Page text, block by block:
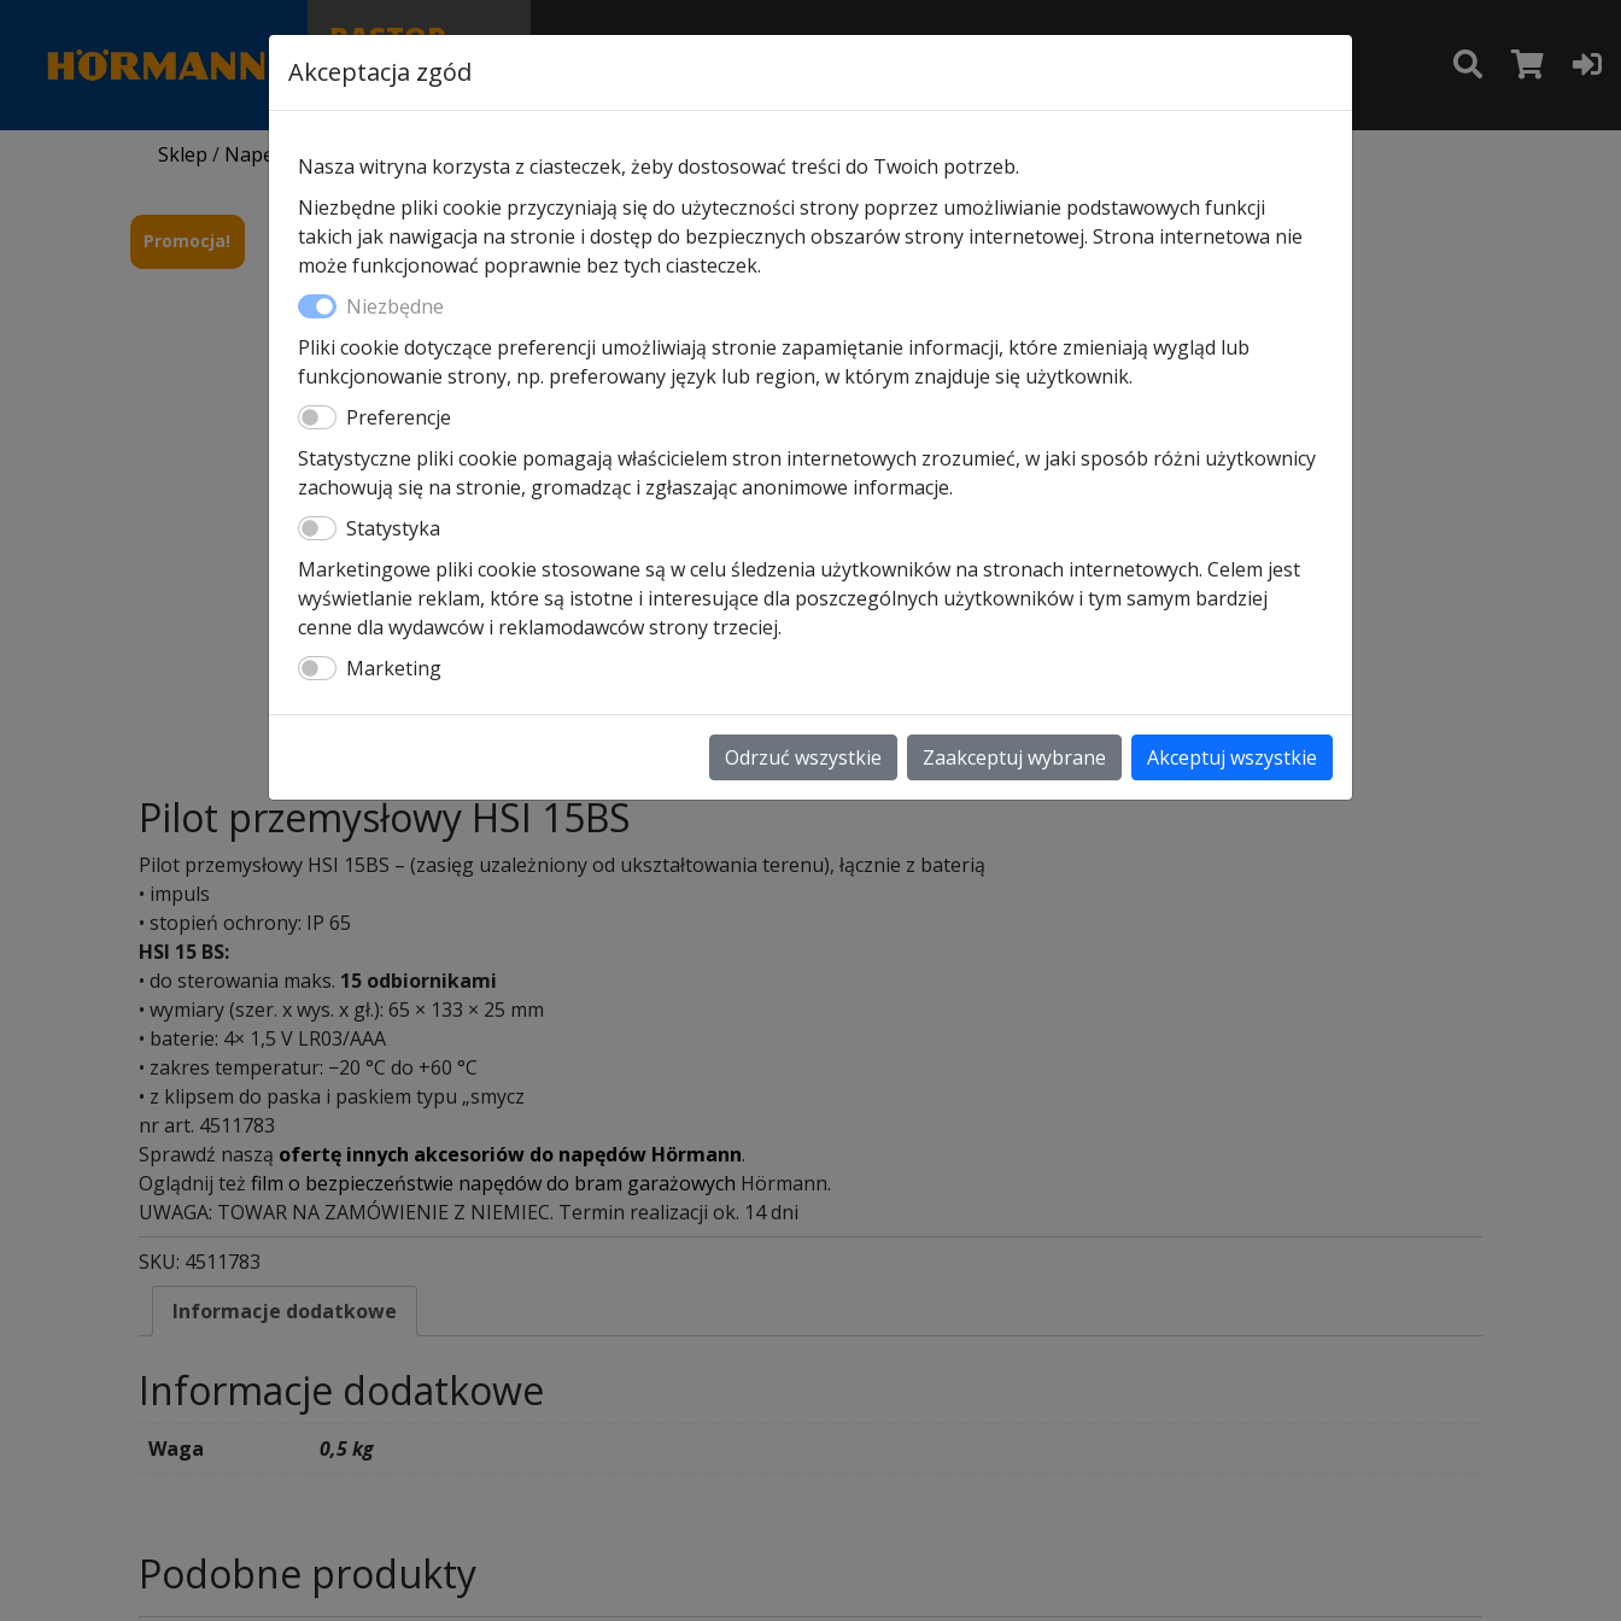
RASTOR
AUTORYZOWANY
PARTNER & SERWIS
Sklep / Napędy i akcesoria Akcesoria do napędów Hormann / Pilot przemysłowy HSI 15 BS Hormann
Promocja!
Pilot
HSI 15 BS
873,00złPierwotna
873,00 zł.
725,00
725,00 zł.
najniższą w ostatnich 30
dniach.
ilość
Pilot
przemysłowy
HSI
BS
Dodaj do koszyka
Pilot przemysłowy HSI 15BS
Pilot przemysłowy HSI 15BS – (zasięg uzależniony od ukształtowania terenu), łącznie z baterią
• impuls
• stopień ochrony: IP 65
HSI 15 BS:
• do sterowania maks. 15 odbiornikami
• wymiary (szer. x wys. x gł.): 65 × 133 × 25 mm
• baterie: 4× 1,5 V LR03/AAA
• zakres temperatur: −20 °C do +60 °C
• z klipsem do paska i paskiem typu „smycz
nr art. 4511783
Sprawdź naszą ofertę innych akcesoriów do napędów Hörmann.
Oglądnij też film o bezpieczeństwie napędów do bram garażowych Hörmann.
UWAGA: TOWAR NA ZAMÓWIENIE Z NIEMIEC. Termin realizacji ok. 14 dni
SKU: 4511783
Informacje dodatkowe
Informacje dodatkowe
Waga 0,5 kg
Podobne produkty
Akceptacja zgód
Nasza witryna korzysta z ciasteczek, żeby dostosować treści do Twoich potrzeb.
Niezbędne pliki cookie przyczyniają się do użyteczności strony poprzez umożliwianie podstawowych funkcji
takich jak nawigacja na stronie i dostęp do bezpiecznych obszarów strony internetowej. Strona internetowa nie
może funkcjonować poprawnie bez tych ciasteczek.
Niezbędne
Pliki cookie dotyczące preferencji umożliwiają stronie zapamiętanie informacji, które zmieniają wygląd lub
funkcjonowanie strony, np. preferowany język lub region, w którym znajduje się użytkownik.
Preferencje
Statystyczne pliki cookie pomagają właścicielem stron internetowych zrozumieć, w jaki sposób różni użytkownicy
zachowują się na stronie, gromadząc i zgłaszając anonimowe informacje.
Statystyka
Marketingowe pliki cookie stosowane są w celu śledzenia użytkowników na stronach internetowych. Celem jest
wyświetlanie reklam, które są istotne i interesujące dla poszczególnych użytkowników i tym samym bardziej
cenne dla wydawców i reklamodawców strony trzeciej.
Marketing
Odrzuć wszystkie Zaakceptuj wybrane Akceptuj wszystkie